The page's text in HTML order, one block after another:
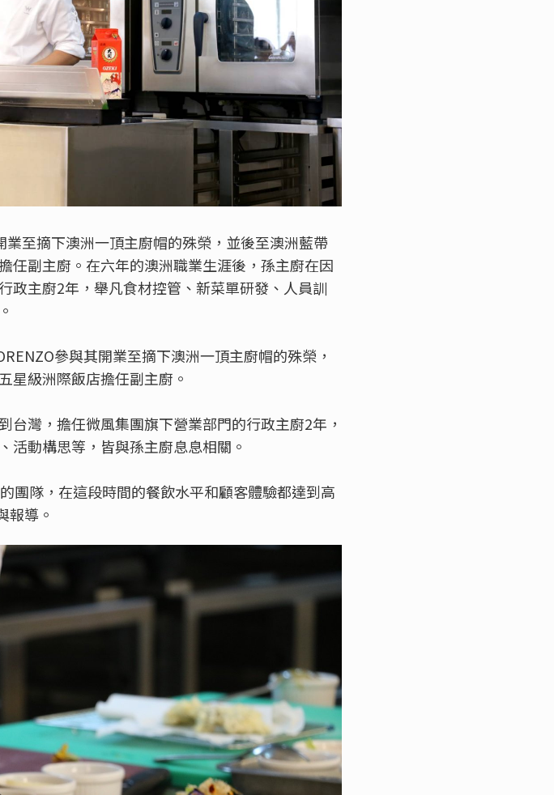
至摘下澳洲一頂主廚帽的殊榮，並後至澳洲藍帶
任副主廚。在六年的澳洲職業生涯後，孫主廚在因
政主廚2年，舉凡食材控管、新菜單研發、人員訓
參與其開業至摘下澳洲一頂主廚帽的殊榮，
星級洲際飯店擔任副主廚。
灣，擔任微風集團旗下營業部門的行政主廚2年，
活動構思等，皆與孫主廚息息相關。
團隊，在這段時間的餐飲水平和顧客體驗都達到高
報導。